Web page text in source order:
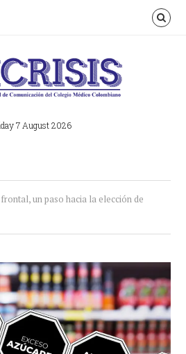
7 August 2026
un paso hacia la elección de